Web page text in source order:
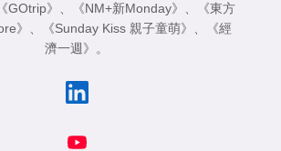
《GOtrip》 、 《NM+新Monday》 、
《東方
》 、 《Sunday Kiss 親子童萌》 、
《經
濟一週》 。